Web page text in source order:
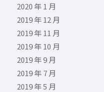
2020 年 1 月
2019 年 12 月
2019 年 11 月
2019 年 10 月
2019 年 9 月
2019 年 7 月
2019 年 5 月